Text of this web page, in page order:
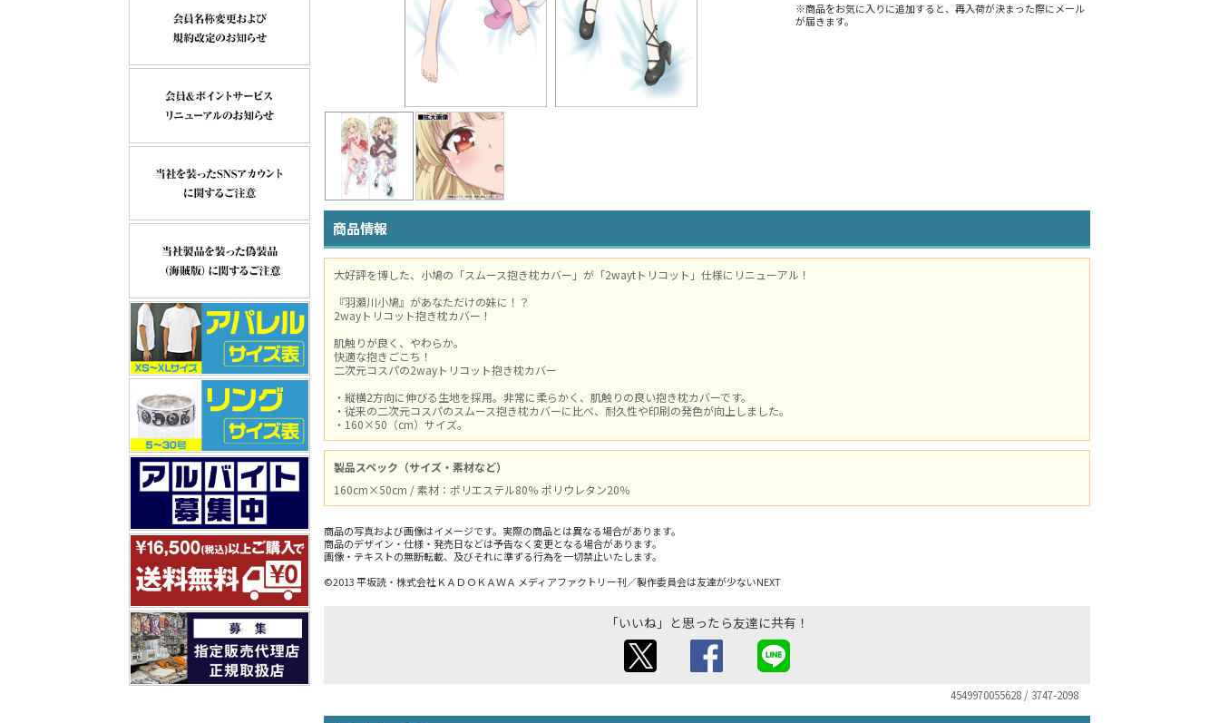
※商品をお気に入りに追加すると、再入荷が決まった際にメール
が届きます。
商品情報
大好評を博した、小鳩の「スムース抱き枕カバー」が「2waytトリコット」仕様にリニューアル！
『羽瀬川小鳩』があなただけの妹に！？
2wayトリコット抱き枕カバー！
肌触りが良く、やわらか。
快適な抱きごこち！
二次元コスパの2wayトリコット抱き枕カバー
・縦横2方向に伸びる生地を採用。非常に柔らかく、肌触りの良い抱き枕カバーです。
・従来の二次元コスパのスムース抱き枕カバーに比べ、耐久性や印刷の発色が向上しました。
・160×50（cm）サイズ。
製品スペック（サイズ・素材など）
160cm×50cm / 素材：ポリエステル80％ ポリウレタン20％
商品の写真および画像はイメージです。実際の商品とは異なる場合があります。
商品のデザイン・仕様・発売日などは予告なく変更となる場合があります。
画像・テキストの無断転載、及びそれに準ずる行為を一切禁止いたします。
©2013 平坂読・株式会社ＫＡＤＯＫＡＷＡ メディアファクトリー刊／製作委員会は友達が少ないNEXT
「いいね」と思ったら友達に共有！
4549970055628 / 3747-2098